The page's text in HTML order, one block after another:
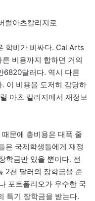
럴아츠칼리지로
학비가 비싸다. Cal Arts
비용까지 합하면 거의
6820달러다. 역시 다른
이 비용을 도저히 감당하
아츠 칼리지에서 재정보
문에 총비용은 대폭 줄
은 국제학생들에게 재정
학금만 있을 뿐이다. 전
2천 달러의 장학금을 준
포트폴리오가 우수한 국
특기 장학금을 받는다.